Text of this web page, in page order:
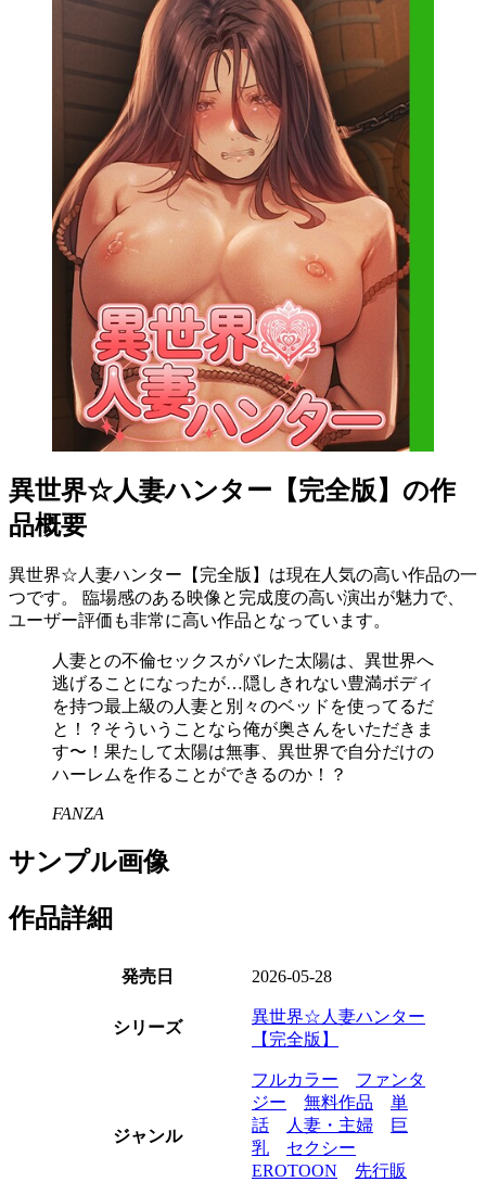
異世界☆人妻ハンター【完全版】の作
品概要
異世界☆人妻ハンター【完全版】は現在人気の高い作品の一
つです。 臨場感のある映像と完成度の高い演出が魅力で、
ユーザー評価も非常に高い作品となっています。
人妻との不倫セックスがバレた太陽は、異世界へ
逃げることになったが…隠しきれない豊満ボディ
を持つ最上級の人妻と別々のベッドを使ってるだ
と！？そういうことなら俺が奥さんをいただきま
す〜！果たして太陽は無事、異世界で自分だけの
ハーレムを作ることができるのか！？
FANZA
サンプル画像
作品詳細
発売日 2026-05-28
シリーズ
異世界☆人妻ハンター
【完全版】
ジャンル
フルカラー
ファンタ
ジー
無料作品
単
話
人妻・主婦
巨
乳
セクシー
EROTOON
先行販